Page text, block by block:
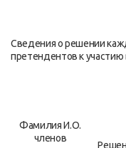
Сведения о решении
претендентов к участию
Фамилия И.О.
членов